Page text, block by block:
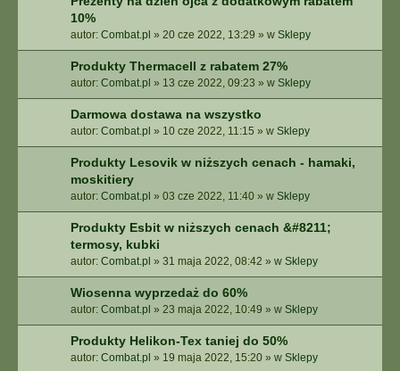
10%
autor: Combat.pl » 20 cze 2022, 13:29 » w Sklepy
Produkty Thermacell z rabatem 27%
autor: Combat.pl » 13 cze 2022, 09:23 » w Sklepy
Darmowa dostawa na wszystko
autor: Combat.pl » 10 cze 2022, 11:15 » w Sklepy
Produkty Lesovik w niższych cenach - hamaki,
moskitiery
autor: Combat.pl » 03 cze 2022, 11:40 » w Sklepy
Produkty Esbit w niższych cenach &#8211;
termosy, kubki
autor: Combat.pl » 31 maja 2022, 08:42 » w Sklepy
Wiosenna wyprzedaż do 60%
autor: Combat.pl » 23 maja 2022, 10:49 » w Sklepy
Produkty Helikon-Tex taniej do 50%
autor: Combat.pl » 19 maja 2022, 15:20 » w Sklepy